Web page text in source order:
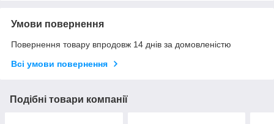
Умови повернення
Повернення товару впродовж 14 днів за домовленістю
Всі умови повернення
Подібні товари компанії